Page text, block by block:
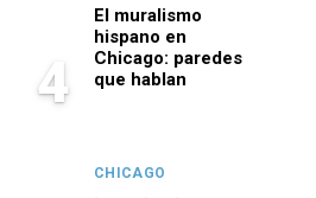
4
El muralismo
hispano en
Chicago: paredes
que hablan
CHICAGO